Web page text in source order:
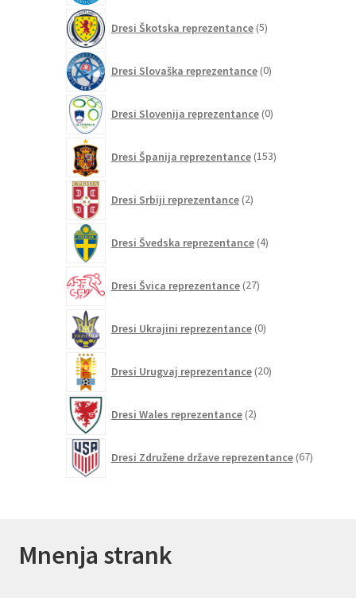
Dresi Škotska reprezentance 5izdelkov
Dresi Slovaška reprezentance 0izdelkov
Dresi Slovenija reprezentance 0izdelkov
Dresi Španija reprezentance 153izdelkov
Dresi Srbiji reprezentance 2izdelka
Dresi Švedska reprezentance 4izdelki
Dresi Švica reprezentance 27izdelkov
Dresi Ukrajini reprezentance 0izdelkov
Dresi Urugvaj reprezentance 20izdelkov
Dresi Wales reprezentance 2izdelka
Dresi Združene države reprezentance 67izdelkov
Mnenja strank